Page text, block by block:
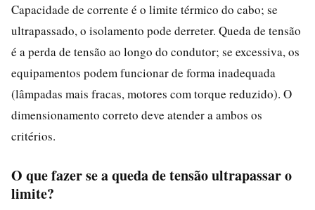
Capacidade de corrente é o limite térmico do cabo; se
ultrapassado, o isolamento pode derreter. Queda de tensão
é a perda de tensão ao longo do condutor; se excessiva, os
equipamentos podem funcionar de forma inadequada
(lâmpadas mais fracas, motores com torque reduzido). O
dimensionamento correto deve atender a ambos os
critérios.
O que fazer se a queda de tensão ultrapassar o
limite?